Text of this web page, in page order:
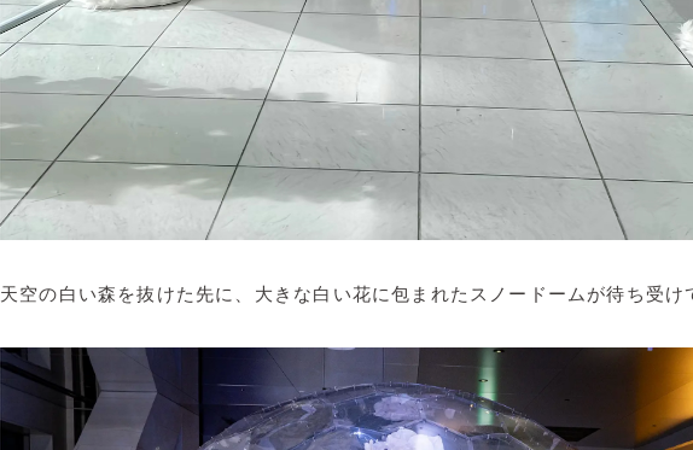
天空の白い森を抜けた先に、大きな白い花に包まれたスノードームが待ち受け